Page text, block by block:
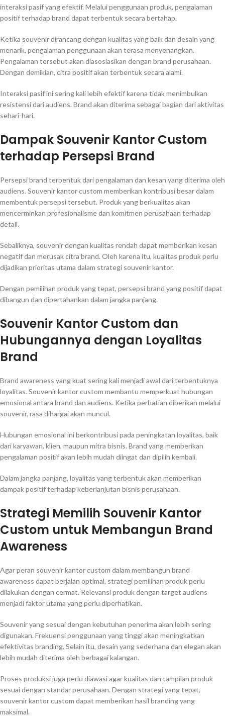
interaksi pasif yang efektif. Melalui penggunaan produk, pengalaman
positif terhadap brand dapat terbentuk secara bertahap.
Ketika souvenir dirancang dengan kualitas yang baik dan desain yang
menarik, pengalaman penggunaan akan terasa menyenangkan.
Pengalaman tersebut akan diasosiasikan dengan brand perusahaan.
Dengan demikian, citra positif akan terbentuk secara alami.
Interaksi pasif ini sering kali lebih efektif karena tidak menimbulkan
resistensi dari audiens. Brand akan diterima sebagai bagian dari aktivitas
sehari-hari.
Dampak Souvenir Kantor Custom
terhadap Persepsi Brand
Persepsi brand terbentuk dari pengalaman dan kesan yang diterima oleh
audiens. Souvenir kantor custom memberikan kontribusi besar dalam
membentuk persepsi tersebut. Produk yang berkualitas akan
mencerminkan profesionalisme dan komitmen perusahaan terhadap
detail.
Sebaliknya, souvenir dengan kualitas rendah dapat memberikan kesan
negatif dan merusak citra brand. Oleh karena itu, kualitas produk perlu
dijadikan prioritas utama dalam strategi souvenir kantor.
Dengan pemilihan produk yang tepat, persepsi brand yang positif dapat
dibangun dan dipertahankan dalam jangka panjang.
Souvenir Kantor Custom dan
Hubungannya dengan Loyalitas
Brand
Brand awareness yang kuat sering kali menjadi awal dari terbentuknya
loyalitas. Souvenir kantor custom membantu memperkuat hubungan
emosional antara brand dan audiens. Ketika perhatian diberikan melalui
souvenir, rasa dihargai akan muncul.
Hubungan emosional ini berkontribusi pada peningkatan loyalitas, baik
dari karyawan, klien, maupun mitra bisnis. Brand yang memberikan
pengalaman positif akan lebih mudah diingat dan dipilih kembali.
Dalam jangka panjang, loyalitas yang terbentuk akan memberikan
dampak positif terhadap keberlanjutan bisnis perusahaan.
Strategi Memilih Souvenir Kantor
Custom untuk Membangun Brand
Awareness
Agar peran souvenir kantor custom dalam membangun brand
awareness dapat berjalan optimal, strategi pemilihan produk perlu
dilakukan dengan cermat. Relevansi produk dengan target audiens
menjadi faktor utama yang perlu diperhatikan.
Souvenir yang sesuai dengan kebutuhan penerima akan lebih sering
digunakan. Frekuensi penggunaan yang tinggi akan meningkatkan
efektivitas branding. Selain itu, desain yang sederhana dan elegan akan
lebih mudah diterima oleh berbagai kalangan.
Proses produksi juga perlu diawasi agar kualitas dan tampilan produk
sesuai dengan standar perusahaan. Dengan strategi yang tepat,
souvenir kantor custom dapat memberikan hasil branding yang
maksimal.